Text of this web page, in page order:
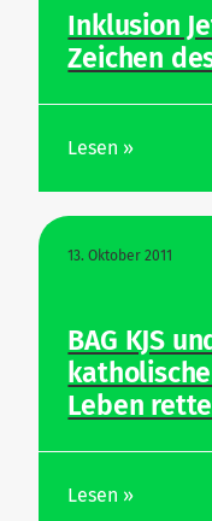
Inklusion
Zeichen
Lesen »
13. Oktober 2011
BAG KJS
Leben
Lesen »